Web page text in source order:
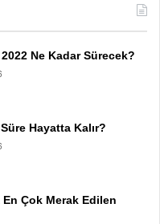
Ne Kadar Sürecek?
Hayatta Kalır?
Çok Merak Edilen